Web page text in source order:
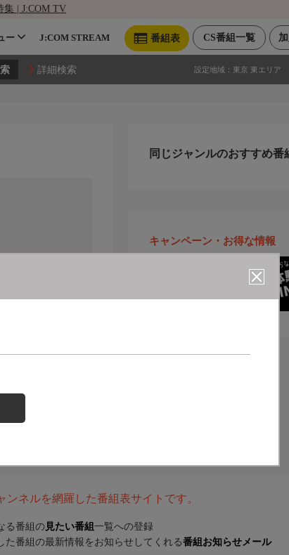
集 | J:COM TV
CS番組一覧
番組表
ー J:COM STREAM
詳細検索 設定地域： 東京 東エリア
同じジャンルのおすすめ番
キャンペーン・お得な情報
ネルを網羅した番組表サイトです。
る番組の 見たい番組 一覧への登録
た番組の最新情報をお知らせしてくれる番組お知らせメール